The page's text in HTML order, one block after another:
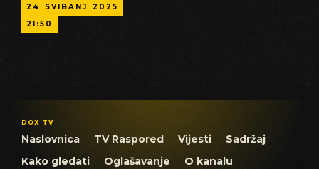
24 SVIBANJ
2025
21:50
DOX TV
Naslovnica TV Raspored Vijesti
Sadržaj
Kako gledati
Oglašavanje O kanalu